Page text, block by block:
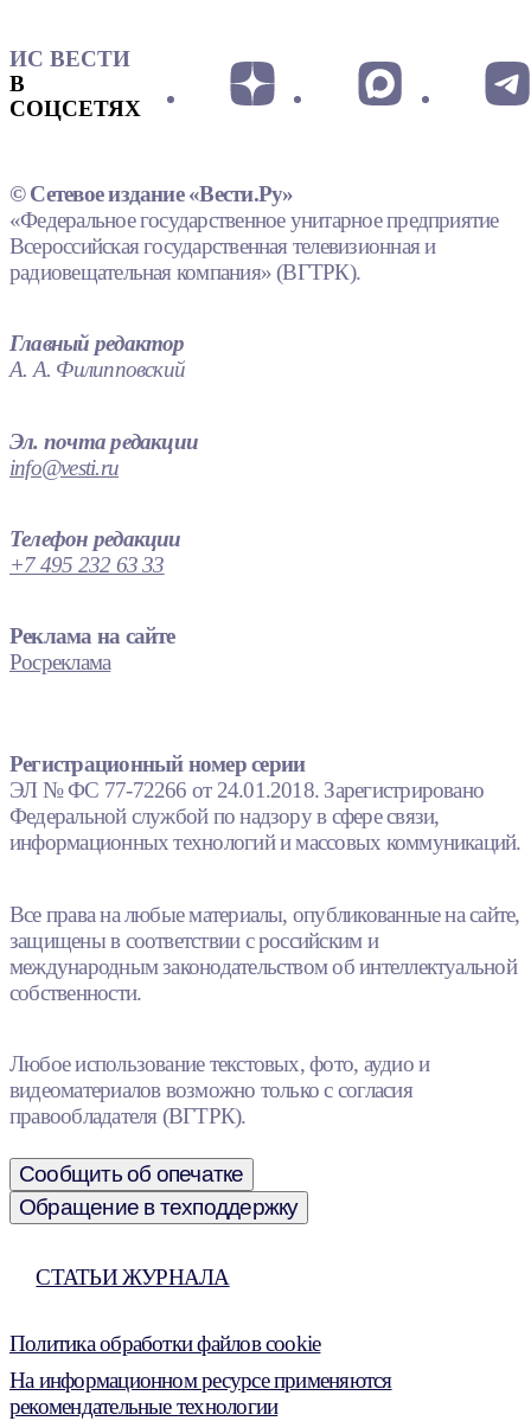
ИС ВЕСТИ
В
СОЦСЕТЯХ
© Сетевое издание «Вести.Ру»
«Федеральное государственное унитарное предприятие
Всероссийская государственная телевизионная и
радиовещательная компания» (ВГТРК).
Главный редактор
А. А. Филипповский
Эл. почта редакции
info@vesti.ru
Телефон редакции
+7 495 232 63 33
Реклама на сайте
Росреклама
Регистрационный номер серии
ЭЛ № ФС 77-72266 от 24.01.2018. Зарегистрировано
Федеральной службой по надзору в сфере связи,
информационных технологий и массовых коммуникаций.
Все права на любые материалы, опубликованные на сайте,
защищены в соответствии с российским и
международным законодательством об интеллектуальной
собственности.
Любое использование текстовых, фото, аудио и
видеоматериалов возможно только с согласия
правообладателя (ВГТРК).
Сообщить об опечатке
Обращение в техподдержку
СТАТЬИ ЖУРНАЛА
Политика обработки файлов cookie
На информационном ресурсе применяются
рекомендательные технологии